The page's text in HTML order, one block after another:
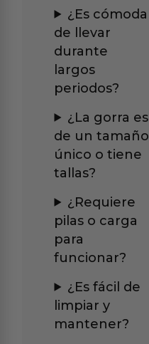
¿Es cómoda
de llevar
durante
largos
periodos?
¿La gorra es
de un tamaño
único o tiene
tallas?
¿Requiere
pilas o carga
para
funcionar?
¿Es fácil de
limpiar y
mantener?